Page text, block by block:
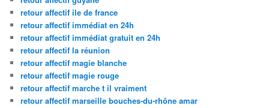
retour affectif ile de france
retour affectif immédiat en 24h
retour affectif immédiat gratuit en 24h
retour affectif la réunion
retour affectif magie blanche
retour affectif magie rouge
retour affectif marche t il vraiment
retour affectif marseille bouches-du-rhône amar